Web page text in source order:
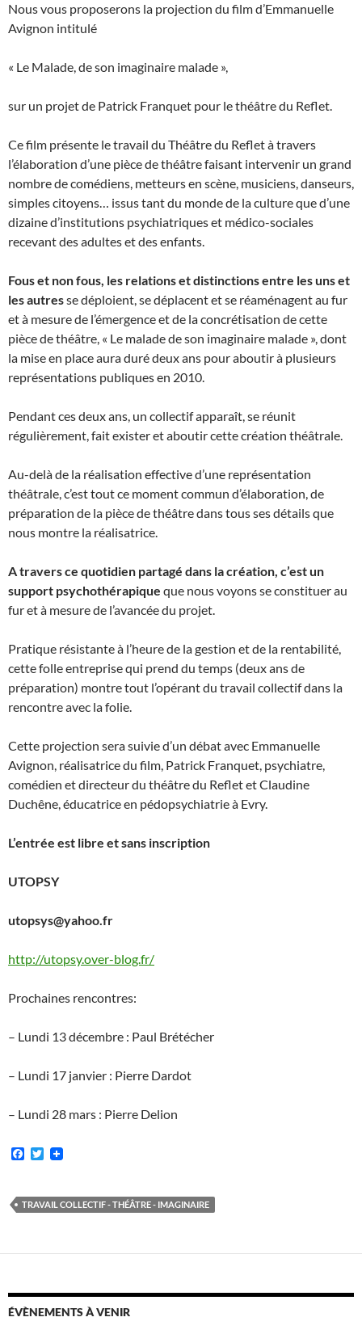
Nous vous proposerons la projection du film d’Emmanuelle
Avignon intitulé
« Le Malade, de son imaginaire malade »,
sur un projet de Patrick Franquet pour le théâtre du Reflet.
Ce film présente le travail du Théâtre du Reflet à travers
l’élaboration d’une pièce de théâtre faisant intervenir un grand
nombre de comédiens, metteurs en scène, musiciens, danseurs,
simples citoyens… issus tant du monde de la culture que d’une
dizaine d’institutions psychiatriques et médico-sociales
recevant des adultes et des enfants.
Fous et non fous, les relations et distinctions entre les uns et
les autresse déploient, se déplacent et se réaménagent au fur
et à mesure de l’émergence et de la concrétisation de cette
pièce de théâtre, « Le malade de son imaginaire malade », dont
la mise en place aura duré deux ans pour aboutir à plusieurs
représentations publiques en 2010.
Pendant ces deux ans, un collectif apparaît, se réunit
régulièrement, fait exister et aboutir cette création théâtrale.
Au-delà de la réalisation effective d’une représentation
théâtrale, c’est tout ce moment commun d’élaboration, de
préparation de la pièce de théâtre dans tous ses détails que
nous montre la réalisatrice.
A travers ce quotidien partagé dans la création, c’est un
support psychothérapique que nous voyons se constituer au
fur et à mesure de l’avancée du projet.
Pratique résistante à l’heure de la gestion et de la rentabilité,
cette folle entreprise qui prend du temps (deux ans de
préparation) montre tout l’opérant du travail collectif dans la
rencontre avec la folie.
Cette projection sera suivie d’un débat avec Emmanuelle
Avignon, réalisatrice du film, Patrick Franquet, psychiatre,
comédien et directeur du théâtre du Reflet et Claudine
Duchêne, éducatrice en pédopsychiatrie à Evry.
L’entrée est libre et sans inscription
UTOPSY
utopsys@yahoo.fr
http://utopsy.over-blog.fr/
Prochaines rencontres:
– Lundi 13 décembre : Paul Brétécher
– Lundi 17 janvier : Pierre Dardot
– Lundi 28 mars : Pierre Delion
F
b
o
T
t
e
TRAVAIL COLLECTIF - THÉÂTRE - IMAGINAIRE
ÉVÈNEMENTS À VENIR